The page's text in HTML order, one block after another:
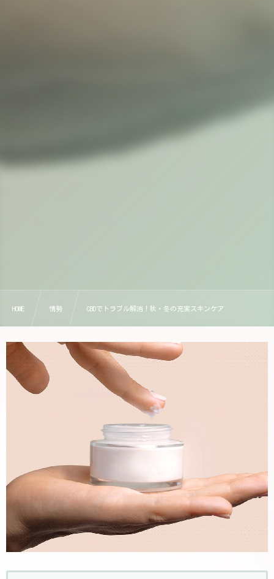
HOME 情勢 CBDでトラブル解消！秋・冬の充実スキンケア